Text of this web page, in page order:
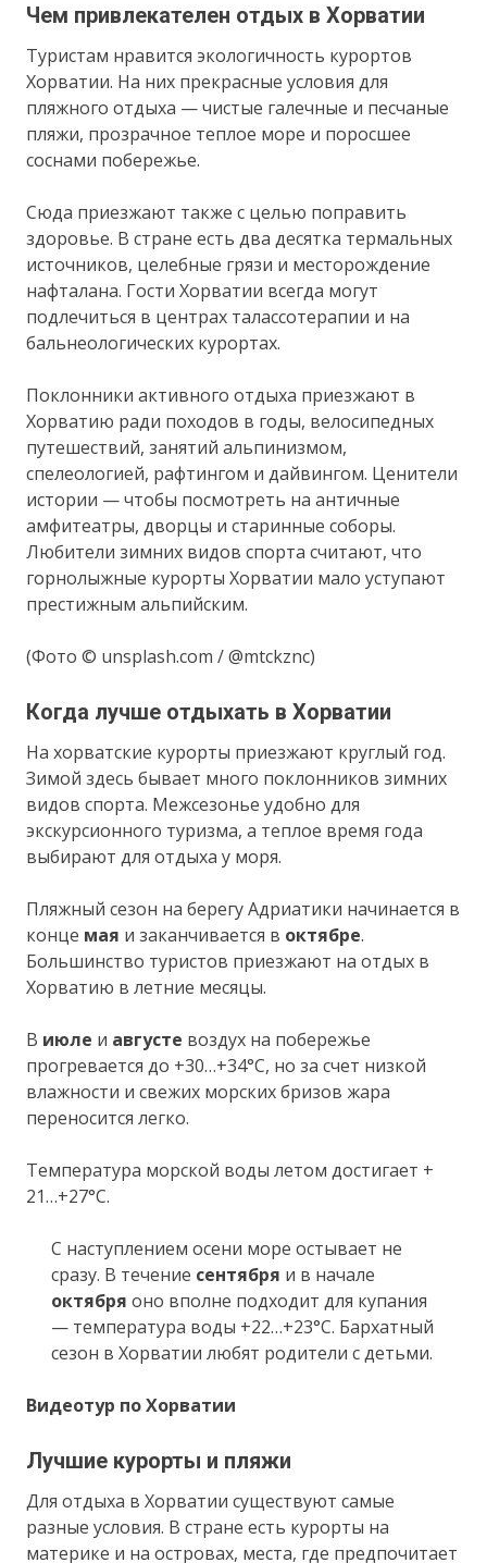
Чем привлекателен отдых в Хорватии
Туристам нравится экологичность курортов
Хорватии. На них прекрасные условия для
пляжного отдыха — чистые галечные и песчаные
пляжи, прозрачное теплое море и поросшее
соснами побережье.
Сюда приезжают также с целью поправить
здоровье. В стране есть два десятка термальных
источников, целебные грязи и месторождение
нафталана. Гости Хорватии всегда могут
подлечиться в центрах талассотерапии и на
бальнеологических курортах.
Поклонники активного отдыха приезжают в
Хорватию ради походов в годы, велосипедных
путешествий, занятий альпинизмом,
спелеологией, рафтингом и дайвингом. Ценители
истории — чтобы посмотреть на античные
амфитеатры, дворцы и старинные соборы.
Любители зимних видов спорта считают, что
горнолыжные курорты Хорватии мало уступают
престижным альпийским.
(Фото © unsplash.com / @mtckznc)
Когда лучше отдыхать в Хорватии
На хорватские курорты приезжают круглый год.
Зимой здесь бывает много поклонников зимних
видов спорта. Межсезонье удобно для
экскурсионного туризма, а теплое время года
выбирают для отдыха у моря.
Пляжный сезон на берегу Адриатики начинается в
конце мая и заканчивается в октябре.
Большинство туристов приезжают на отдых в
Хорватию в летние месяцы.
В июле и августе воздух на побережье
прогревается до +30…+34°С, но за счет низкой
влажности и свежих морских бризов жара
переносится легко.
Температура морской воды летом достигает +
21…+27°С.
С наступлением осени море остывает не
сразу. В течение сентября и в начале
октября оно вполне подходит для купания
— температура воды +22…+23°С. Бархатный
сезон в Хорватии любят родители с детьми.
Видеотур по Хорватии
Лучшие курорты и пляжи
Для отдыха в Хорватии существуют самые
разные условия. В стране есть курорты на
материке и на островах, места, где предпочитает